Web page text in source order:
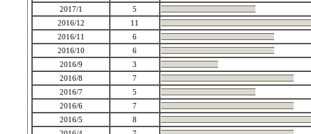
2017/1
5
2016/12
11
2016/11
6
2016/10
6
2016/9
3
2016/8
7
2016/7
5
2016/6
7
2016/5
8